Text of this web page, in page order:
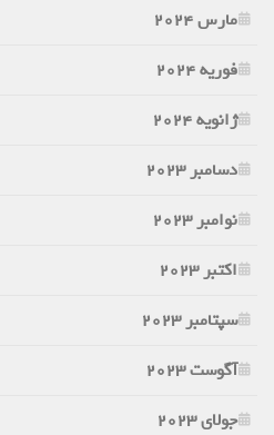
مارس 2024
فوریه 2024
ژانویه 2024
دسامبر 2023
نوامبر 2023
اکتبر 2023
سپتامبر 2023
آگوست 2023
جولای 2023